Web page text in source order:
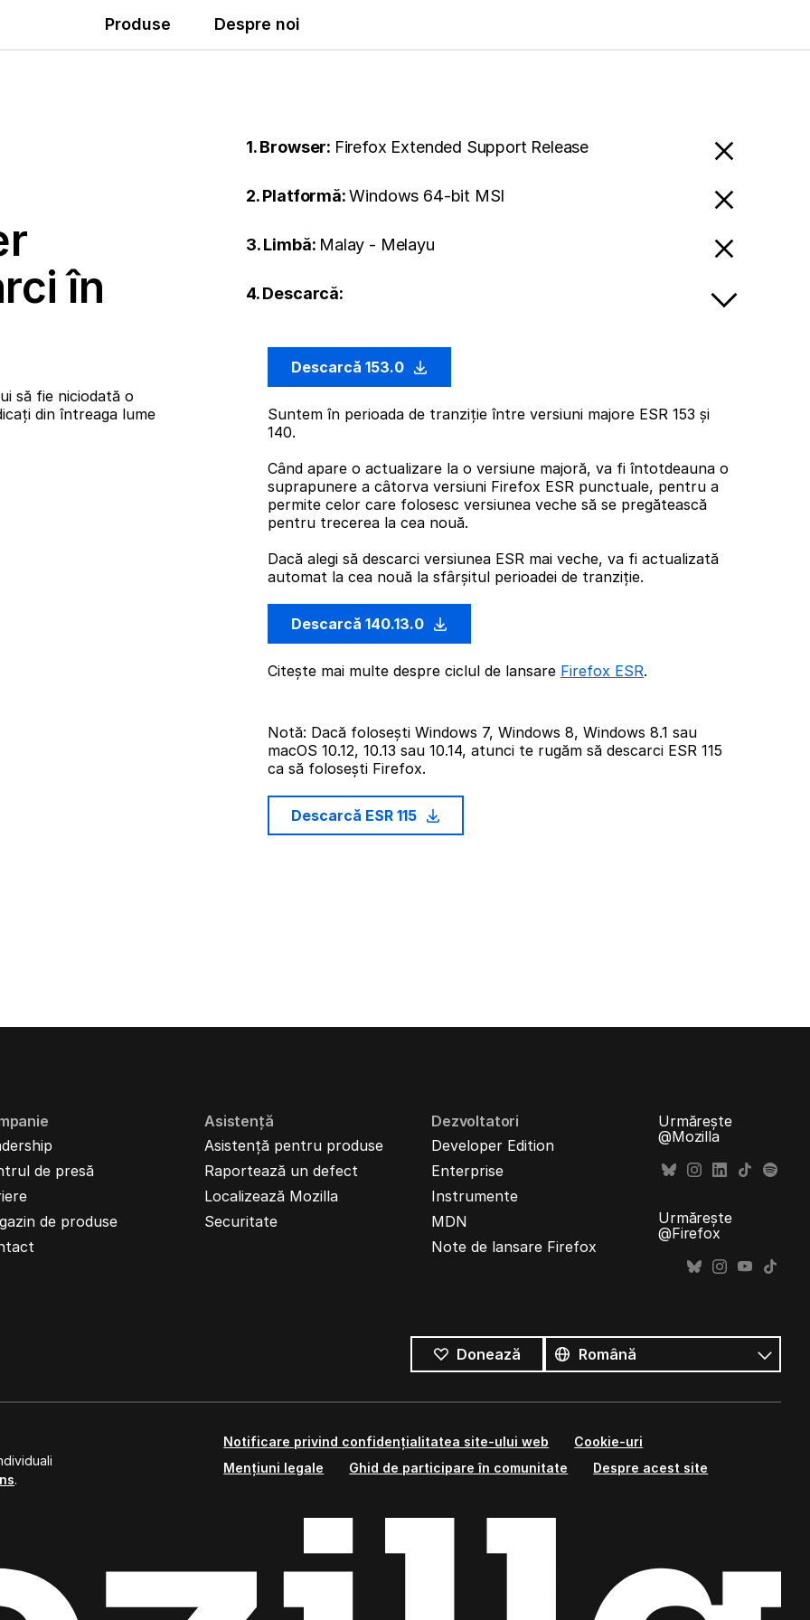
Produse Despre noi
în
să fie niciodată o
din întreaga lume
1. Browser: Firefox Extended Support Release
2. Platformă:Windows 64-bit MSI
3. Limbă: Malay - Melayu
4. Descarcă:
Descarcă 153.0
Suntem în perioada de tranziție între versiuni majore ESR 153 și
140.
Când apare o actualizare la o versiune majoră, va fi întotdeauna o
suprapunere a câtorva versiuni Firefox ESR punctuale, pentru a
permite celor care folosesc versiunea veche să se pregătească
pentru trecerea la cea nouă.
Dacă alegi să descarci versiunea ESR mai veche, va fi actualizată
automat la cea nouă la sfârșitul perioadei de tranziție.
Descarcă 140.13.0
Citește mai multe despre ciclul de lansare Firefox ESR.
Notă: Dacă folosești Windows 7, Windows 8, Windows 8.1 sau
macOS 10.12, 10.13 sau 10.14, atunci te rugăm să descarci ESR 115
ca să folosești Firefox.
Descarcă ESR 115
de presă
de produse
Asistență
Asistență pentru produse
Raportează un defect
Localizează Mozilla
Securitate
Dezvoltatori
Developer Edition
Enterprise
Instrumente
MDN
Note de lansare Firefox
Urmărește
@Mozilla
Urmărește
@Firefox
Donează
limbile
Limbă
.
Notificare privind confidențialitatea site-ului web
Cookie-uri
Mențiuni legale
Ghid de participare în comunitate Despre acest site